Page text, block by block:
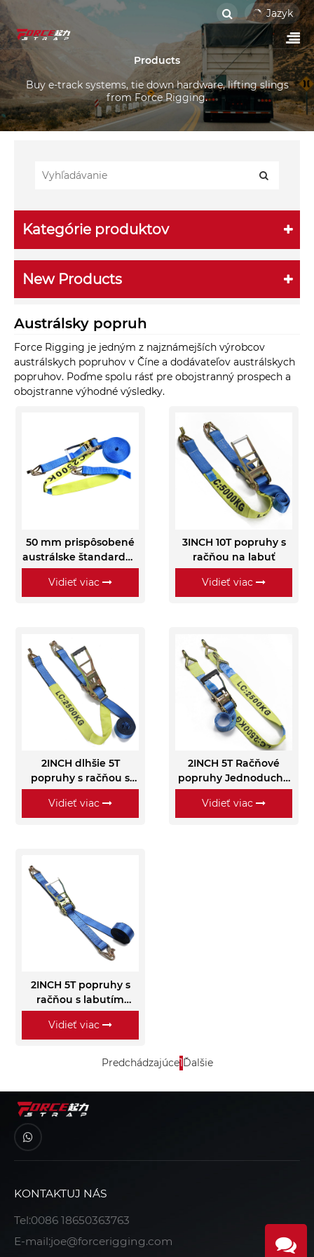
Jazyk
Products
Buy e-track systems, tie down hardware, lifting slings
from Force Rigging.
Kategórie produktov
New Products
Austrálsky popruh
Force Rigging je jedným z najznámejších výrobcov
austrálskych popruhov v Číne a dodávateľov austrálskych
popruhov. Poďme spolu rásť pre obojstranný prospech a
obojstranne výhodné výsledky.
50 mm prispôsobené
austrálske štandardné
račňové laná na
viazanie nákladu s
rukávmi
Vidieť viac
3INCH 10T popruhy s
račňou na labuť
Vidieť viac
2INCH dlhšie 5T
popruhy s račňou s
labutím háčikom
Vidieť viac
2INCH 5T Račňové
popruhy Jednoduché
J Háčiky
Vidieť viac
2INCH 5T popruhy s
račňou s labutím
háčikom
Vidieť viac
Predchádzajúce1Ďalšie
KONTAKTUJ NÁS
Tel:0086 18650363763
E-mail:joe@forcerigging.com